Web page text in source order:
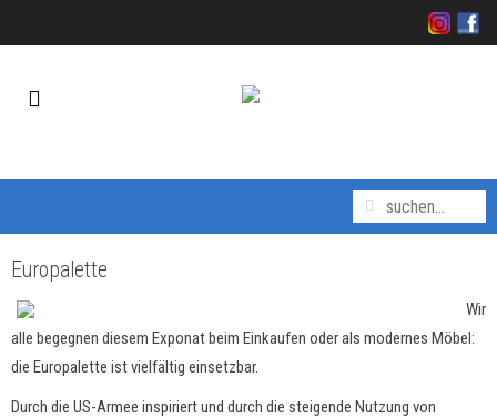
Europalette
Wir
alle begegnen diesem Exponat beim Einkaufen oder als modernes Möbel:
die Europalette ist vielfältig einsetzbar.
Durch die US-Armee inspiriert und durch die steigende Nutzung von